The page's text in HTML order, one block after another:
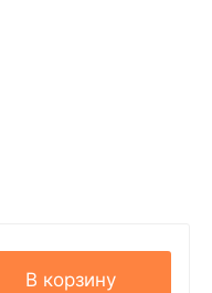
В корзину